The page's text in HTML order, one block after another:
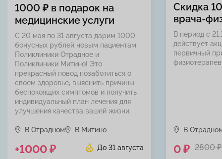
1000 ₽ в подарок на
медицинские услуги
С 20 мая по 31 августа дарим 1000
бонусных рублей новым пациентам
Поликлиники Отрадное и
Поликлиники Митино! Это
прекрасный повод позаботиться о
своем здоровье, выяснить причины
беспокоящих симптомов и получить
индивидуальный план лечения для
улучшения качества вашей жизни.
В Отрадном В Митино
До 31 августа
+1000 ₽
Скидка
врача-
В период с
действует
первичный
В
0 ₽ 2800 ₽